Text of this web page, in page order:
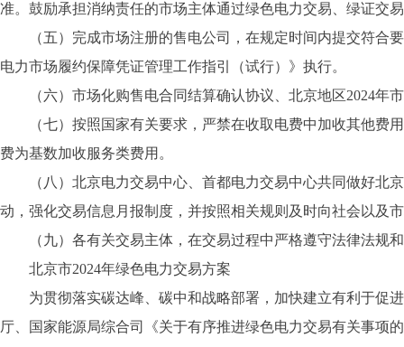
准。鼓励承担消纳责任的市场主体通过绿色电力交易、绿证交
（五）完成市场注册的售电公司，在规定时间内提交符合要
电力市场履约保障凭证管理工作指引（试行）》执行。
（六）市场化购售电合同结算确认协议、北京地区2024年
（七）按照国家有关要求，严禁在收取电费中加收其他费用
费为基数加收服务类费用。
（八）北京电力交易中心、首都电力交易中心共同做好北京
动，强化交易信息月报制度，并按照相关规则及时向社会以及
（九）各有关交易主体，在交易过程中严格遵守法律法规和
北京市2024年绿色电力交易方案
为贯彻落实碳达峰、碳中和战略部署，加快建立有利于促进
厅、国家能源局综合司《关于有序推进绿色电力交易有关事项